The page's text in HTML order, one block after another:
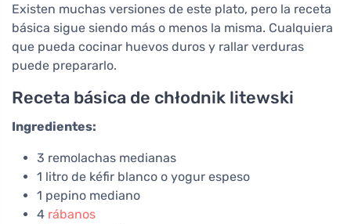
Existen muchas versiones de este plato, pero la receta
básica sigue siendo más o menos la misma. Cualquiera
que pueda cocinar huevos duros y rallar verduras
puede prepararlo.
Receta básica de chłodnik litewski
Ingredientes:
3 remolachas medianas
1 litro de kéfir blanco o yogur espeso
1 pepino mediano
4 rábanos